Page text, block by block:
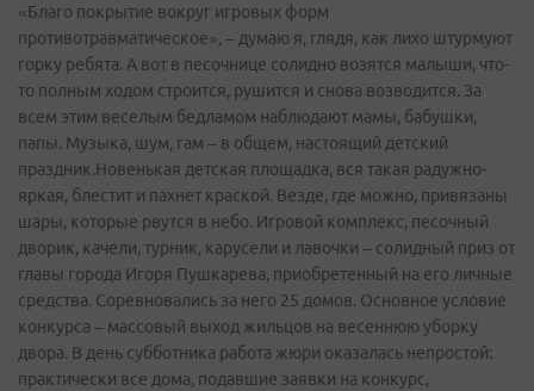
«Благо покрытие вокруг игровых форм
противотравматическое», – думаю я, глядя, как лихо штурмуют
горку ребята. А вот в песочнице солидно возятся малыши, что-
то полным ходом строится, рушится и снова возводится. За
всем этим веселым бедламом наблюдают мамы, бабушки,
папы. Музыка, шум, гам – в общем, настоящий детский
праздник.Новенькая детская площадка, вся такая радужно-
яркая, блестит и пахнет краской. Везде, где можно, привязаны
шары, которые рвутся в небо. Игровой комплекс, песочный
дворик, качели, турник, карусели и лавочки – солидный приз от
главы города Игоря Пушкарева, приобретенный на его личные
средства. Соревновались за него 25 домов. Основное условие
конкурса – массовый выход жильцов на весеннюю уборку
двора. В день субботника работа жюри оказалась непростой:
практически все дома, подавшие заявки на конкурс,